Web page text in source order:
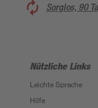
Sorglos, 90
Nützliche Links
Leichte Sprache
Hilfe